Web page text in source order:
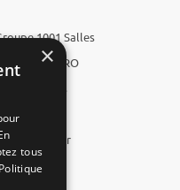
1001 Salles
1001 Salles PRO
1001 Traiteurs
Artistes
MP2
×
tous